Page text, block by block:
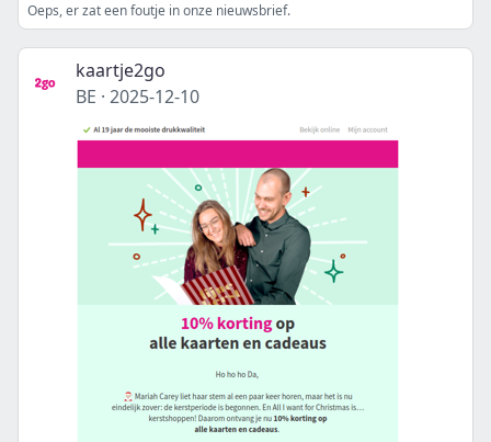
Oeps, er zat een foutje in onze nieuwsbrief.
kaartje2go
BE · 2025-12-10